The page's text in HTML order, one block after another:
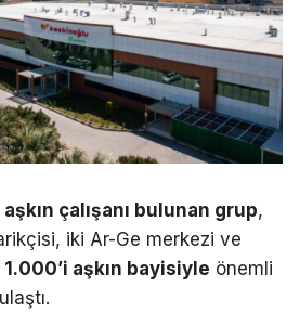
çalışanı bulunan grup,
iki Ar-Ge merkezi ve
1.000’i aşkın bayisiyle önemli